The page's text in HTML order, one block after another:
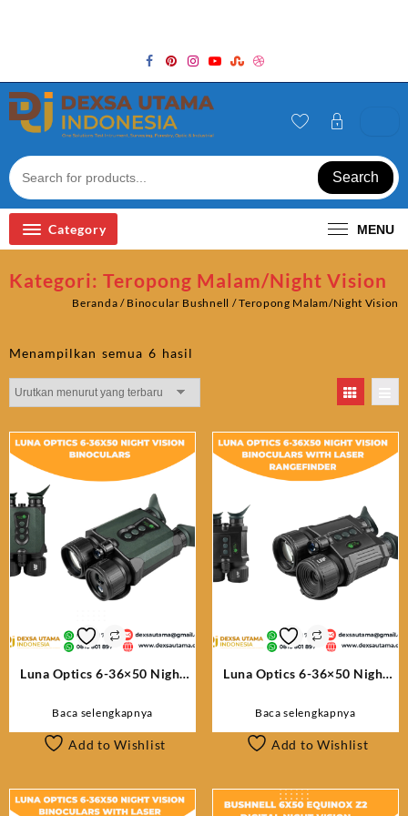
Search
Category MENU
Kategori: Teropong Malam/Night Vision
Beranda / Binocular Bushnell / Teropong Malam/Night Vision
Menampilkan semua 6 hasil
menurut
Luna Optics 6-36×50 Night
Baca selengkapnya
Add to Wishlist
Luna Optics 6-36×50 Night
Rangefinder
Baca selengkapnya
Add to Wishlist